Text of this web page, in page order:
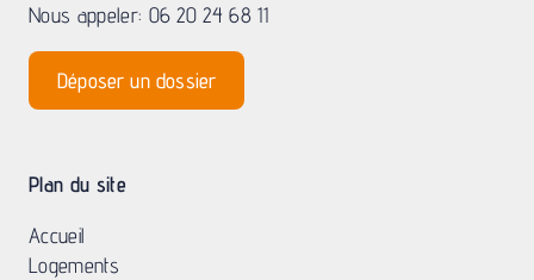
Nous appeler: 06 20 24 68 11
Déposer un dossier
Plan du site
Accueil
Logements